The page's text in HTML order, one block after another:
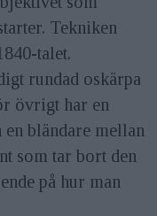
Tekniken
talet.
rundad oskärpa
övrigt har en
bländare mellan
som tar bort den
på hur man